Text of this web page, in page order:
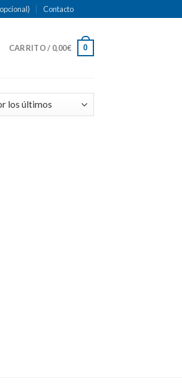
Contacto
CARRITO / 0,00€ 0